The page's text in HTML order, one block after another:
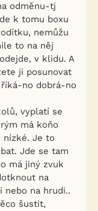
odměnu-tj
k tomu boxu
nemůžu
to na něj
v klidu. A
ji posunovat
no dobrá-no
vyplatí se
má koňo
nízké. Je to
Jde se tam
má jiný zvuk
na
nebo na hrudi..
šustit,